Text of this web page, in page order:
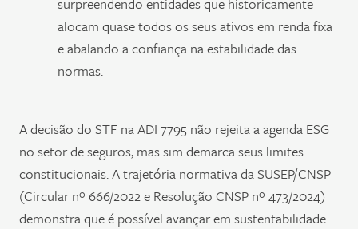
alocam quase todos os seus ativos em renda fixa
e abalando a confiança na estabilidade das
normas.
A decisão do STF na ADI 7795 não rejeita a agenda ESG
no setor de seguros, mas sim demarca seus limites
constitucionais. A trajetória normativa da SUSEP/CNSP
(Circular nº 666/2022 e Resolução CNSP nº 473/2024)
demonstra que é possível avançar em sustentabilidade